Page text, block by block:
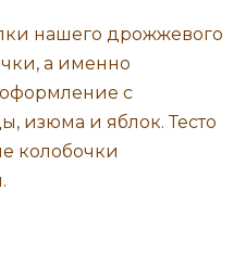
нашего дрожжевого
а именно
с
изюма и яблок. Тесто
колобочки